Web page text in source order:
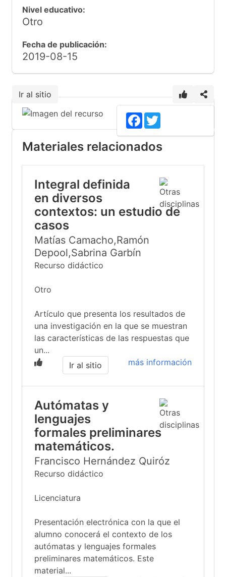
Nivel educativo:
Otro
Fecha de publicación:
2019-08-15
Ir al sitio
Facebook
Materiales relacionados
Integral definida
en diversos
contextos: un estudio de
casos
Matías Camacho,Ramón
Depool,Sabrina Garbín
Recurso didáctico
Otro
Artículo que presenta los resultados de
una investigación en la que se muestran
las características de las respuestas que
un...
más información
Ir al sitio
Autómatas y
lenguajes
formales preliminares
matemáticos.
Francisco Hernández Quiróz
Recurso didáctico
Licenciatura
Presentación electrónica con la que el
alumno conocerá el contexto de los
autómatas y lenguajes formales
preliminares matemáticos. Este
material...